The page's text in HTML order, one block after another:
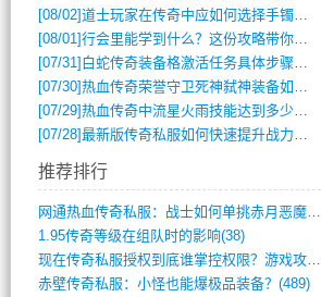
[08/02]道士玩家在传奇中应如何选择手镯装备？
[08/01]行会里能学到什么？这份攻略带你全掌握
[07/31] 白蛇传奇装备格激活任务具体步骤是什么？如何完成？
[07/30]热血传奇荣誉守卫死神弑神装备如何获取与佩戴攻略？
[07/29]热血传奇中流星火雨技能达到多少级可以开始练装备？
[07/28]最新版传奇私服如何快速提升战力与获取稀有装备？
推荐排行
网通热血传奇私服：战士如何单挑赤月恶魔？(311)
1.95传奇等级在组队时的影响(38)
现在传奇私服授权到底谁掌控权限？游戏攻略(789)
赤壁传奇私服：小怪也能爆极品装备？(489)